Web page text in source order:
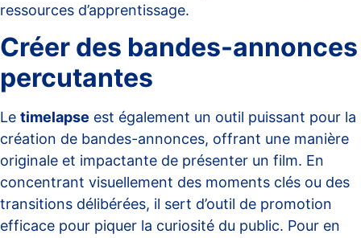
ressources d’apprentissage.
Créer des bandes-annonces
percutantes
Le timelapse est également un outil puissant pour la
création de bandes-annonces, offrant une manière
originale et impactante de présenter un film. En
concentrant visuellement des moments clés ou des
transitions délibérées, il sert d’outil de promotion
efficace pour piquer la curiosité du public. Pour en